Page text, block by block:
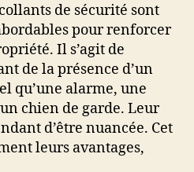
de sécurité sont
pour renforcer
Il s’agit de
de la présence d’un
qu’une alarme, une
chien de garde. Leur
d’être nuancée. Cet
leurs avantages,